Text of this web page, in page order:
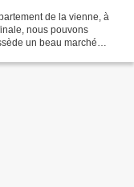
de la vienne, à
nous pouvons
un beau marché